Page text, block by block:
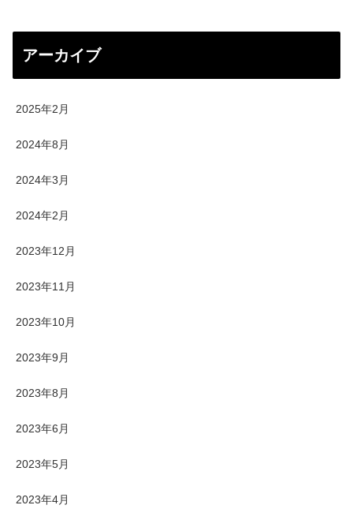
アーカイブ
2025年2月
2024年8月
2024年3月
2024年2月
2023年12月
2023年11月
2023年10月
2023年9月
2023年8月
2023年6月
2023年5月
2023年4月